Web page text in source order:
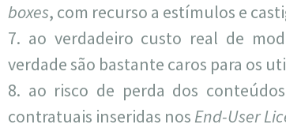
boxes, com recurso a estímulos e
ao verdadeiro custo real de
verdade são bastante caros para os
ao risco de perda dos
contratuais inseridas nos End-User